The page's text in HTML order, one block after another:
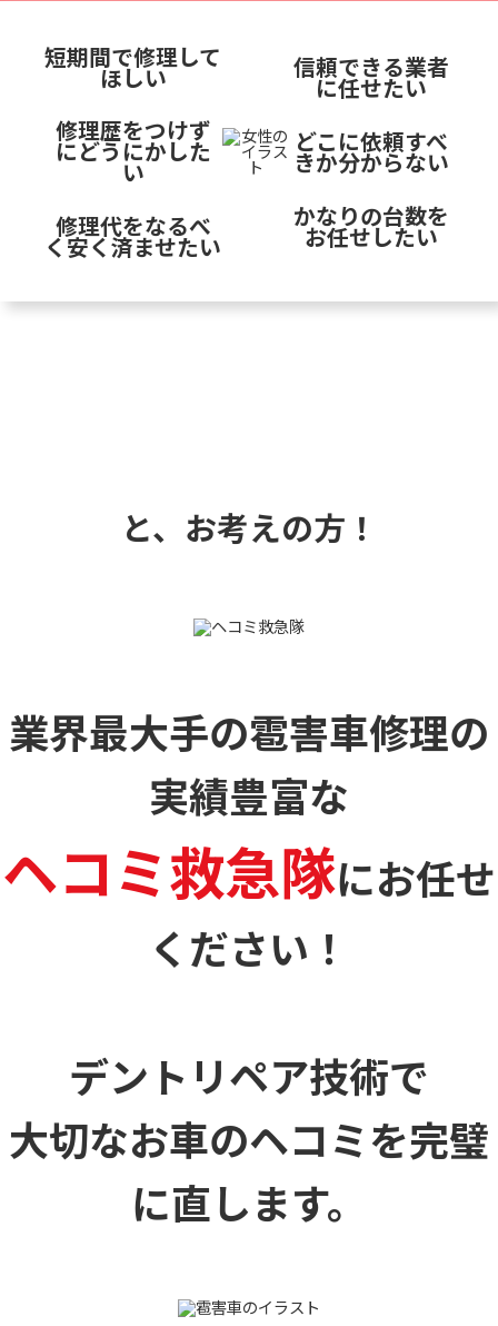
短期間で修理して
ほしい
修理歴をつけず
にどうにかした
い
修理代をなるべ
く安く済ませたい
信頼できる業者
に任せたい
どこに依頼すべ
きか分からない
かなりの台数を
お任せしたい
と、お考えの方！
業界最大手の雹害車修理の
実績豊富な
ヘコミ救急隊にお任せ
ください！
デントリペア技術で
大切なお車のヘコミを完璧
に直します。